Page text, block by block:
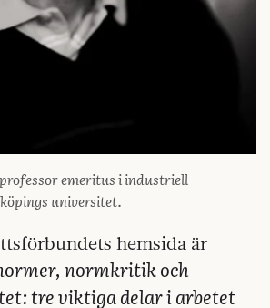
emeritus i industriell
universitet.
hemsida är
normkritik och
tre viktiga delar i arbetet